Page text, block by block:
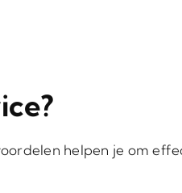
helpen je om